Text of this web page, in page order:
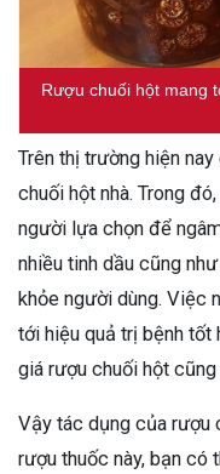
Rượu chuối hột mang
Trên thị trường hiện
chuối hột nhà. Trong
người lựa chọn để
nhiều tinh dầu cũng
khỏe người dùng. Việc
tới hiệu quả trị bệnh
giá rượu chuối hột cũng
Vậy tác dụng của rượu
rượu thuốc này, bạn có